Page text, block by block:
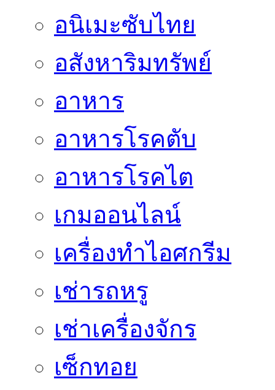
อนิเมะซับไทย
อสังหาริมทรัพย์
อาหาร
อาหารโรคตับ
อาหารโรคไต
เกมออนไลน์
เครื่องทำไอศกรีม
เช่ารถหรู
เช่าเครื่องจักร
เซ็กทอย